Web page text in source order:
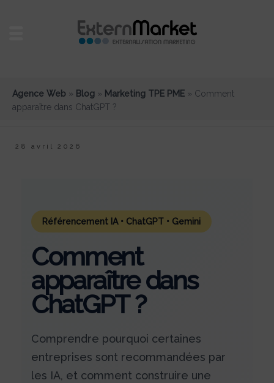
Agence Web » Blog » Marketing TPE PME » Comment
apparaître dans ChatGPT ?
28 avril 2026
Référencement IA • ChatGPT • Gemini
Comment
apparaître dans
ChatGPT ?
Comprendre pourquoi certaines
entreprises sont recommandées par
les IA, et comment construire une